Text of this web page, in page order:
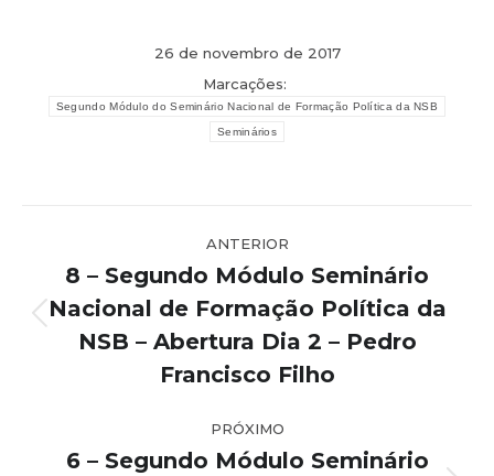
26 de novembro de 2017
Marcações:
Segundo Módulo do Seminário Nacional de Formação Política da NSB
Seminários
post:
ANTERIOR
Post
anterior:
8 – Segundo Módulo Seminário
Nacional de Formação Política da
NSB – Abertura Dia 2 – Pedro
Francisco Filho
PRÓXIMO
6 – Segundo Módulo Seminário